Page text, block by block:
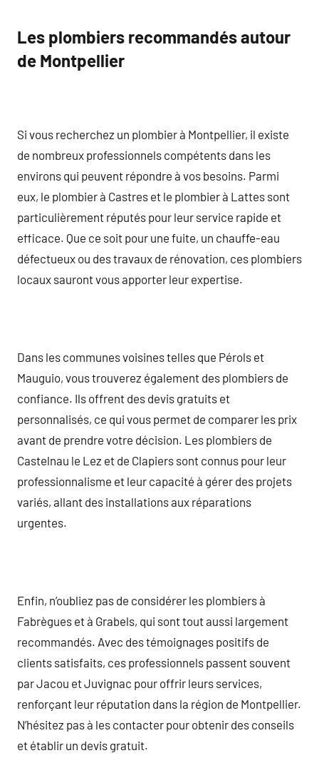
Les plombiers recommandés autour
de Montpellier
Si vous recherchez un plombier à Montpellier, il existe
de nombreux professionnels compétents dans les
environs qui peuvent répondre à vos besoins. Parmi
eux, le plombier à Castres et le plombier à Lattes sont
particulièrement réputés pour leur service rapide et
efficace. Que ce soit pour une fuite, un chauffe-eau
défectueux ou des travaux de rénovation, ces plombiers
locaux sauront vous apporter leur expertise.
Dans les communes voisines telles que Pérols et
Mauguio, vous trouverez également des plombiers de
confiance. Ils offrent des devis gratuits et
personnalisés, ce qui vous permet de comparer les prix
avant de prendre votre décision. Les plombiers de
Castelnau le Lez et de Clapiers sont connus pour leur
professionnalisme et leur capacité à gérer des projets
variés, allant des installations aux réparations
urgentes.
Enfin, n’oubliez pas de considérer les plombiers à
Fabrègues et à Grabels, qui sont tout aussi largement
recommandés. Avec des témoignages positifs de
clients satisfaits, ces professionnels passent souvent
par Jacou et Juvignac pour offrir leurs services,
renforçant leur réputation dans la région de Montpellier.
N’hésitez pas à les contacter pour obtenir des conseils
et établir un devis gratuit.